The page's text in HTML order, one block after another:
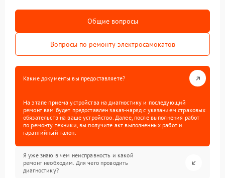
Общие вопросы
Вопросы по ремонту электросамокатов
Какие документы вы предоставляете?
На этапе приема устройства на диагностику и последующий
ремонт вам будет предоставлен заказ-наряд с указанием страховых
обязательств на ваше устройство. Далее, после выполнения работ
по ремонту техники, вы получите акт выполненных работ и
гарантийный талон.
Я уже знаю в чем неисправность и какой
ремонт необходим. Для чего проводить
диагностику?